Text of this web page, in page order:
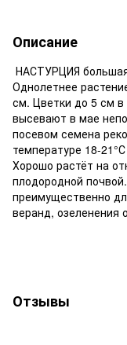
Описание
НАСТУРЦИЯ
Однолетнее
см. Цветки до 5 см
высевают в мае
посевом семена
температуре 18-
Хорошо растёт на
плодородной
преимущественно
веранд, озеленения
Отзывы